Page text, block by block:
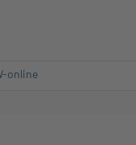
online